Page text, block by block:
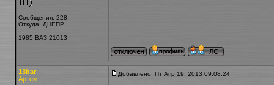
Сообщения: 228
Откуда: ДНЕПР
1985 ВАЗ 21013
13bar
Артем
Добавлено: Пт Апр 19, 2013 09:08:24